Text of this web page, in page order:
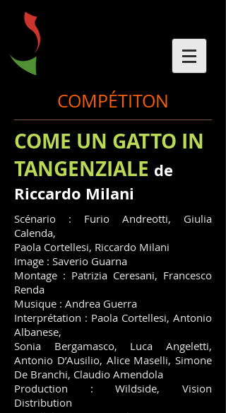
COMPÉTITON
COME UN GATTO IN
TANGENZIALE de
Riccardo Milani
Scénario : Furio Andreotti, Giulia
Calenda,
Paola Cortellesi, Riccardo Milani
Image : Saverio Guarna
Montage : Patrizia Ceresani, Francesco
Renda
Musique : Andrea Guerra
Interprétation : Paola Cortellesi, Antonio
Albanese,
Sonia Bergamasco, Luca Angeletti,
Antonio D’Ausilio, Alice Maselli, Simone
De Branchi, Claudio Amendola
Production : Wildside, Vision
Distribution